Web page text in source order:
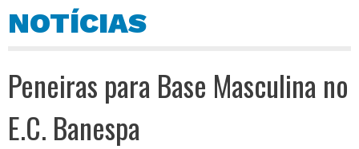
NOTÍCIAS
Peneiras para Base Masculina no
E.C. Banespa